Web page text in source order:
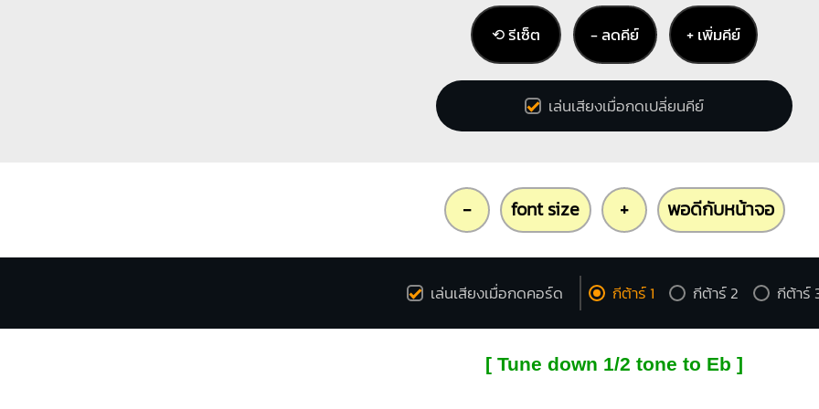
⟲ รีเซ็ต − ลดคีย์ + เพิ่มคีย์
เล่นเสียงเมื่อกดเปลี่ยนคีย์
- font size + พอดีกับหน้าจอ
เล่นเสียงเมื่อกดคอร์ด กีต้าร์ 1 กีต้าร์ 2 กีต้าร์
[ Tune down 1/2 tone to Eb ]